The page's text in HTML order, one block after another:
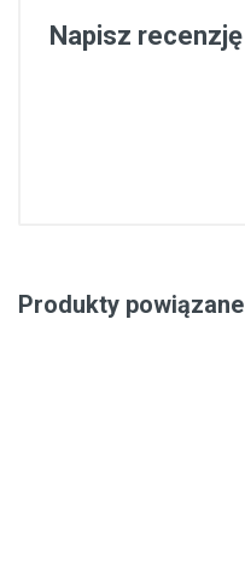
Napisz recenzję
Produkty powiązane